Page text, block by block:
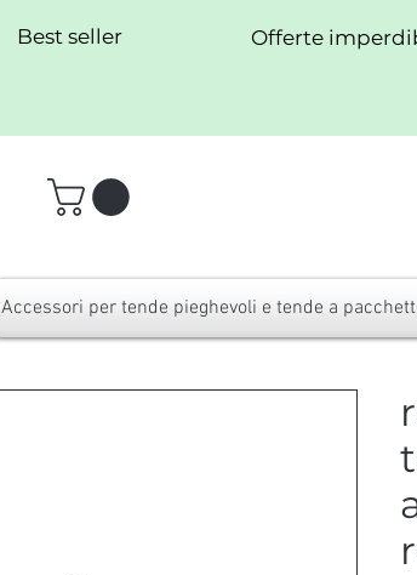
Best seller Offerte
Accessori per tende pieghevoli e tende a